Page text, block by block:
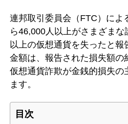
連邦取引委員会（FTC）によ
ら46,000人以上がさまざま
以上の仮想通貨を失ったと報
金額は、報告された損失額の
仮想通貨詐欺が金銭的損失の
ます。
目次